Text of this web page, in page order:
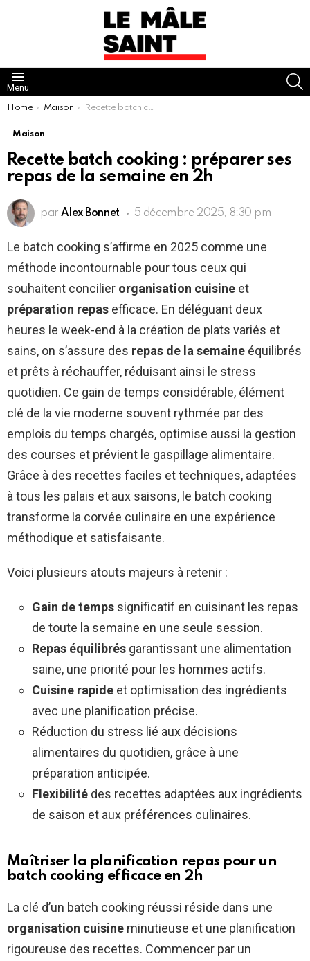
Menu
You are here:
Home Maison Recette batch cooking : préparer ses repas de la semaine en 2h
Maison
Recette batch cooking : préparer ses
repas de la semaine en 2h
par Alex Bonnet 5 décembre 2025, 8:30 pm
Le batch cooking s’affirme en 2025 comme une
méthode incontournable pour tous ceux qui
souhaitent concilier organisation cuisine et
préparation repas efficace. En déléguant deux
heures le week-end à la création de plats variés et
sains, on s’assure des repas de la semaine équilibrés
et prêts à réchauffer, réduisant ainsi le stress
quotidien. Ce gain de temps considérable, élément
clé de la vie moderne souvent rythmée par des
emplois du temps chargés, optimise aussi la gestion
des courses et prévient le gaspillage alimentaire.
Grâce à des recettes faciles et techniques, adaptées
à tous les palais et aux saisons, le batch cooking
transforme la corvée culinaire en une expérience
méthodique et satisfaisante.
Voici plusieurs atouts majeurs à retenir :
Gain de temps significatif en cuisinant les repas
de toute la semaine en une seule session.
Repas équilibrés garantissant une alimentation
saine, une priorité pour les hommes actifs.
Cuisine rapide et optimisation des ingrédients
avec une planification précise.
Réduction du stress lié aux décisions
alimentaires du quotidien, grâce à une
préparation anticipée.
Flexibilité des recettes adaptées aux ingrédients
de saison et aux préférences culinaires.
Maîtriser la planification repas pour un
batch cooking efficace en 2h
La clé d’un batch cooking réussi réside dans une
organisation cuisine minutieuse et une planification
rigoureuse des recettes. Commencer par un